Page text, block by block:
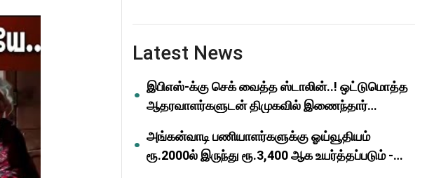
Latest News
இபிஎஸ்-க்கு செக் வைத்த ஸ்டாலின்..! ஒட்டுமொத்த
ஆதரவாளர்களுடன் திமுகவில் இணைந்தார்
அங்கன்வாடி பணியாளர்களுக்கு ஓய்வூதியம்
ரூ.2000ல் இருந்து ரூ.3,400 ஆக உயர்த்தப்படும் -